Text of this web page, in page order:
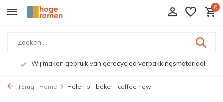
0
Wij maken gebruik van gerecycled verpakkingsmateriaal
Terug Home Helen b - beker - coffee now